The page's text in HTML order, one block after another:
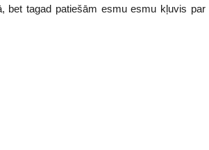
bet tagad patiešām esmu esmu kļuvis par